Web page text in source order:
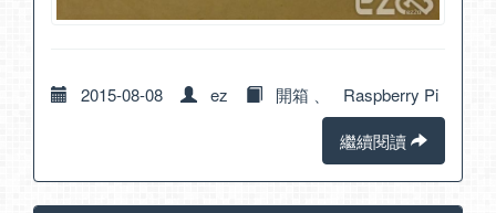
2015-08-08 ez 開箱 、 Raspberry Pi
繼續閱讀